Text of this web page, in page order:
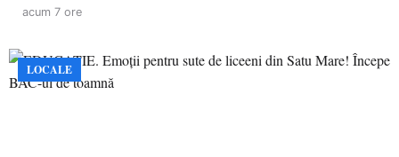
acum 7 ore
LOCALE